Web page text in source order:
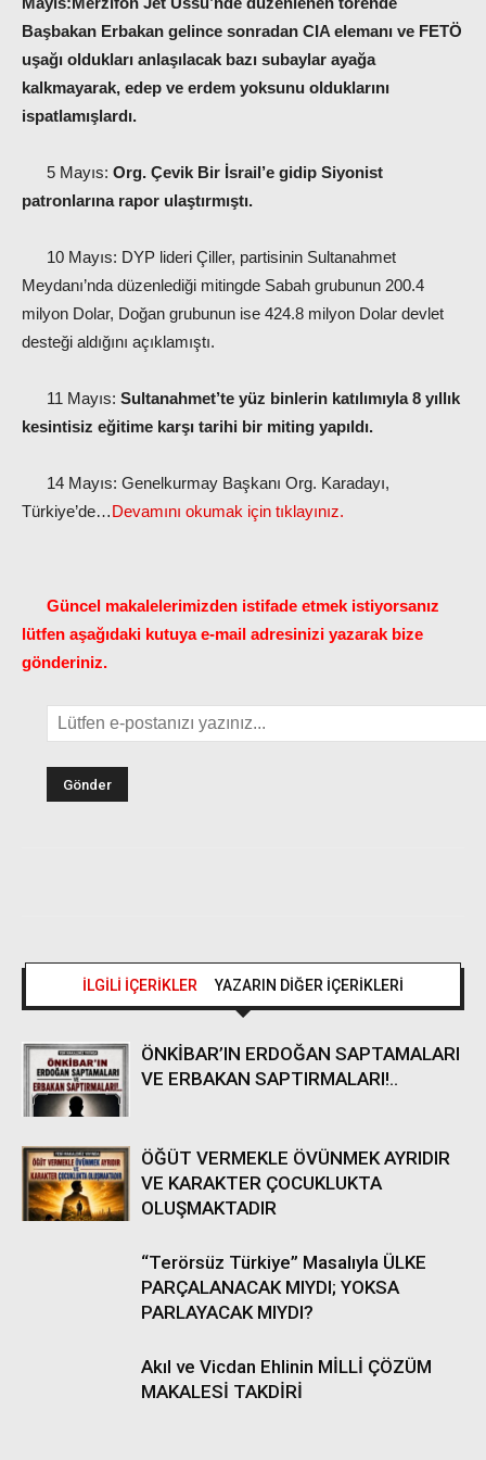
Başbakan Erbakan gelince sonradan CIA elemanı ve FETÖ
uşağı oldukları anlaşılacak bazı subaylar ayağa
kalkmayarak, edep ve erdem yoksunu olduklarını
ispatlamışlardı.
5 Mayıs: Org. Çevik Bir İsrail’e gidip Siyonist
patronlarına rapor ulaştırmıştı.
10 Mayıs: DYP lideri Çiller, partisinin Sultanahmet
Meydanı’nda düzenlediği mitingde Sabah grubunun 200.4
milyon Dolar, Doğan grubunun ise 424.8 milyon Dolar devlet
desteği aldığını açıklamıştı.
11 Mayıs: Sultanahmet’te yüz binlerin katılımıyla 8 yıllık
kesintisiz eğitime karşı tarihi bir miting yapıldı.
14 Mayıs: Genelkurmay Başkanı Org. Karadayı,
Türkiye’de…Devamını okumak için tıklayınız.
Güncel makalelerimizden istifade etmek istiyorsanız
lütfen aşağıdaki kutuya e-mail adresinizi yazarak bize
gönderiniz.
İLGİLİ İÇERİKLER YAZARIN DİĞER İÇERİKLERİ
ÖNKİBAR’IN ERDOĞAN SAPTAMALARI
VE ERBAKAN SAPTIRMALARI!..
ÖĞÜT VERMEKLE ÖVÜNMEK AYRIDIR
VE KARAKTER ÇOCUKLUKTA
OLUŞMAKTADIR
“Terörsüz Türkiye” Masalıyla ÜLKE
PARÇALANACAK MIYDI; YOKSA
PARLAYACAK MIYDI?
Akıl ve Vicdan Ehlinin MİLLİ ÇÖZÜM
MAKALESİ TAKDİRİ